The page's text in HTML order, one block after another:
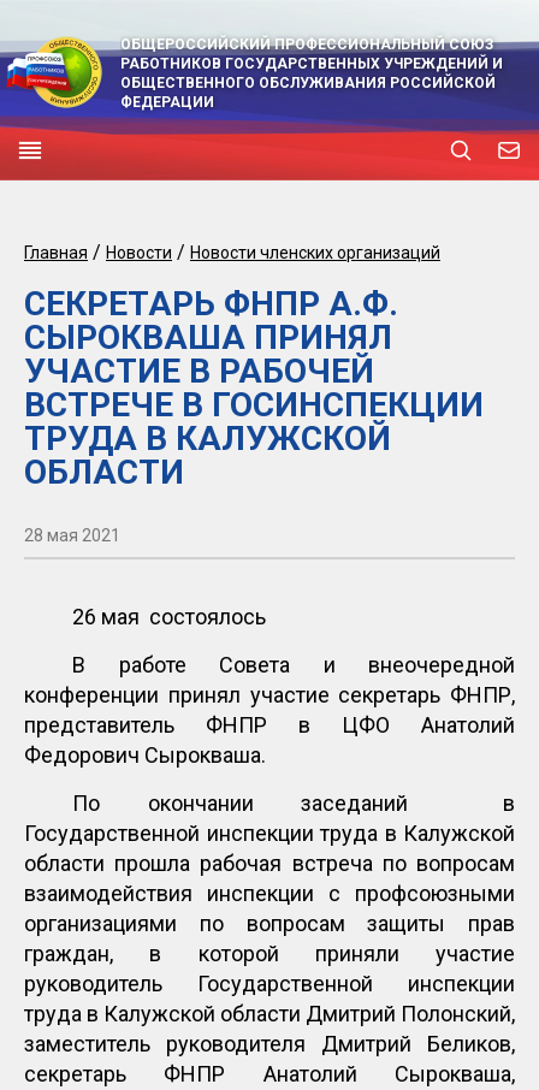
ОБЩЕРОССИЙСКИЙ ПРОФЕССИОНАЛЬНЫЙ СОЮЗ
РАБОТНИКОВ ГОСУДАРСТВЕННЫХ УЧРЕЖДЕНИЙ И
ОБЩЕСТВЕННОГО ОБСЛУЖИВАНИЯ РОССИЙСКОЙ
ФЕДЕРАЦИИ
Главная / Новости / Новости членских организаций
СЕКРЕТАРЬ ФНПР А.Ф.
СЫРОКВАША ПРИНЯЛ
УЧАСТИЕ В РАБОЧЕЙ
ВСТРЕЧЕ В ГОСИНСПЕКЦИИ
ТРУДА В КАЛУЖСКОЙ
ОБЛАСТИ
28 мая 2021
26 мая состоялось
В работе Совета и внеочередной
конференции принял участие секретарь ФНПР,
представитель ФНПР в ЦФО Анатолий
Федорович Сырокваша.
По окончании заседаний в
Государственной инспекции труда в Калужской
области прошла рабочая встреча по вопросам
взаимодействия инспекции с профсоюзными
организациями по вопросам защиты прав
граждан, в которой приняли участие
руководитель Государственной инспекции
труда в Калужской области Дмитрий Полонский,
заместитель руководителя Дмитрий Беликов,
секретарь ФНПР Анатолий Сырокваша,